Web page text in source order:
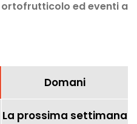
ortofrutticolo ed eventi a
Domani
La prossima settimana